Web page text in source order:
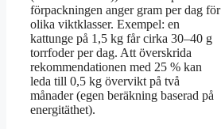
förpackningen anger gram per dag för
olika viktklasser. Exempel: en
kattunge på 1,5 kg får cirka 30–40 g
torrfoder per dag. Att överskrida
rekommendationen med 25 % kan
leda till 0,5 kg övervikt på två
månader (egen beräkning baserad på
energitäthet).